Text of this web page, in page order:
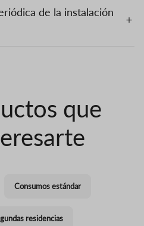
de la instalación
que
Consumos estándar
residencias